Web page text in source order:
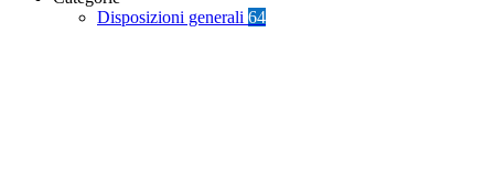
Disposizioni generali 64